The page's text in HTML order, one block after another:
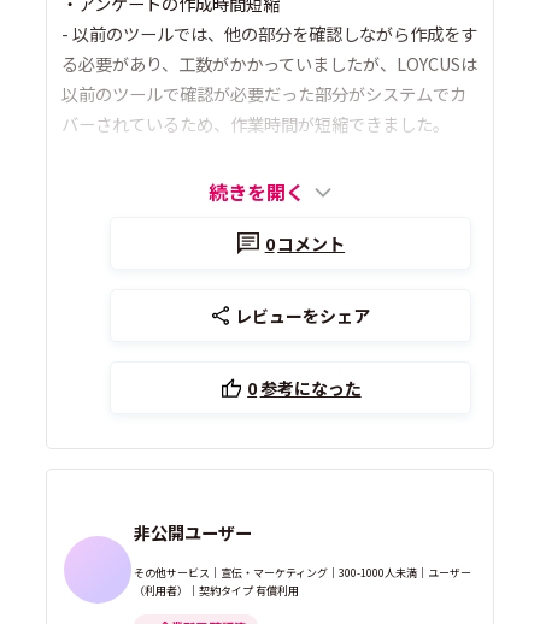
- 以前のツールでは、他の部分を確認しながら作成をす
る必要があり、工数がかかっていましたが、LOYCUSは
以前のツールで確認が必要だった部分がシステムでカ
バーされているため、作業時間が短縮できました。
続きを開く
0コメント
レビューをシェア
0参考になった
非公開ユーザー
その他サービス｜宣伝・マーケティング｜300-1000人未満｜ユーザー
（利用者）｜契約タイプ 有償利用